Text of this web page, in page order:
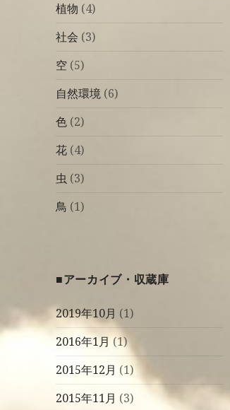
植物 (4)
社会 (3)
空 (5)
自然環境 (6)
色 (2)
花 (4)
虫 (3)
鳥 (1)
■アーカイブ・収蔵庫
2019年10月 (1)
2016年1月 (1)
2015年12月 (1)
2015年11月 (3)